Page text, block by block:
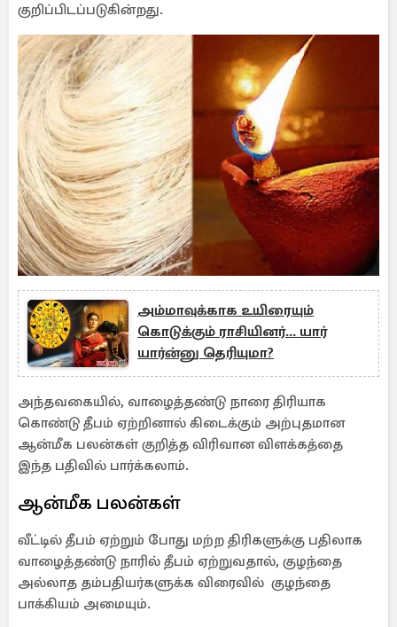
குறிப்பிடப்படுகின்றது.
அம்மாவுக்காக உயிரையும்
கொடுக்கும் ராசியினர்... யார்
யார்ன்னு தெரியுமா?
அந்தவகையில், வாழைத்தண்டு நாரை திரியாக
கொண்டு தீபம் ஏற்றினால் கிடைக்கும் அற்புதமான
ஆன்மீக பலன்கள் குறித்த விரிவான விளக்கத்தை
இந்த பதிவில் பார்க்கலாம்.
ஆன்மீக பலன்கள்
வீட்டில் தீபம் ஏற்றும் போது மற்ற திரிகளுக்கு பதிலாக
வாழைத்தண்டு நாரில் தீபம் ஏற்றுவதால், குழந்தை
அல்லாத தம்பதியர்களுக்க விரைவில் குழந்தை
பாக்கியம் அமையும்.